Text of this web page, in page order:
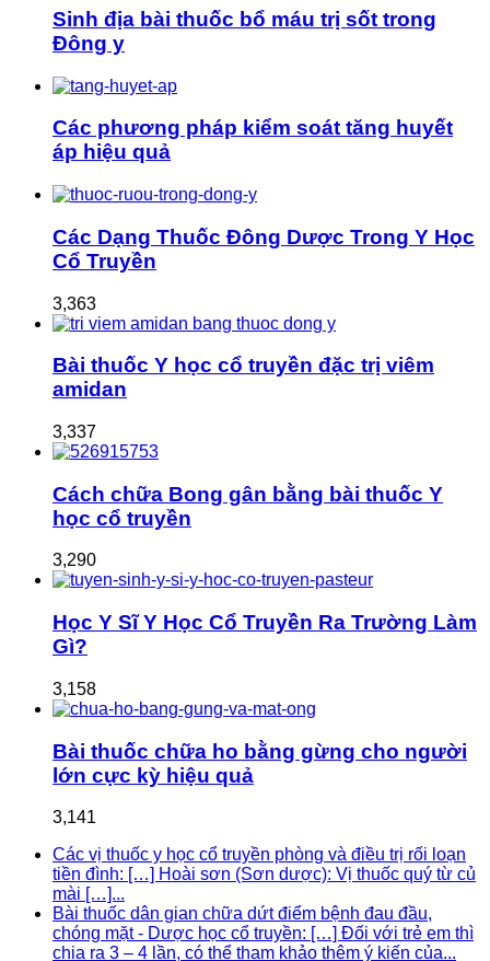
Sinh địa bài thuốc bổ máu trị sốt trong
Đông y
Các phương pháp kiểm soát tăng huyết
áp hiệu quả
Các Dạng Thuốc Đông Dược Trong Y Học
Cổ Truyền
3,363
Bài thuốc Y học cổ truyền đặc trị viêm
amidan
3,337
Cách chữa Bong gân bằng bài thuốc Y
học cổ truyền
3,290
Học Y Sĩ Y Học Cổ Truyền Ra Trường Làm
Gì?
3,158
Bài thuốc chữa ho bằng gừng cho người
lớn cực kỳ hiệu quả
3,141
Các vị thuốc y học cổ truyền phòng và điều trị rối loạn
tiền đình: […] Hoài sơn (Sơn dược): Vị thuốc quý từ củ
mài […]...
Bài thuốc dân gian chữa dứt điểm bệnh đau đầu,
chóng mặt - Dược học cổ truyền: […] Đối với trẻ em thì
chia ra 3 – 4 lần, có thể tham khảo thêm ý kiến của...